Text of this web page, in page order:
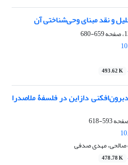
و نقد مبنای وحی‌شناختی آن
659-680
493.62 K
دازاین در فلسفۀ ملاصدرا
593-618
صالحی، مهدی صدفی
478.78 K